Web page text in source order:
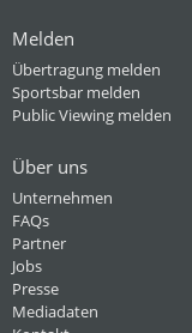
Melden
Übertragung melden
Sportsbar melden
Public Viewing melden
Über uns
Unternehmen
FAQs
Partner
Jobs
Presse
Mediadaten